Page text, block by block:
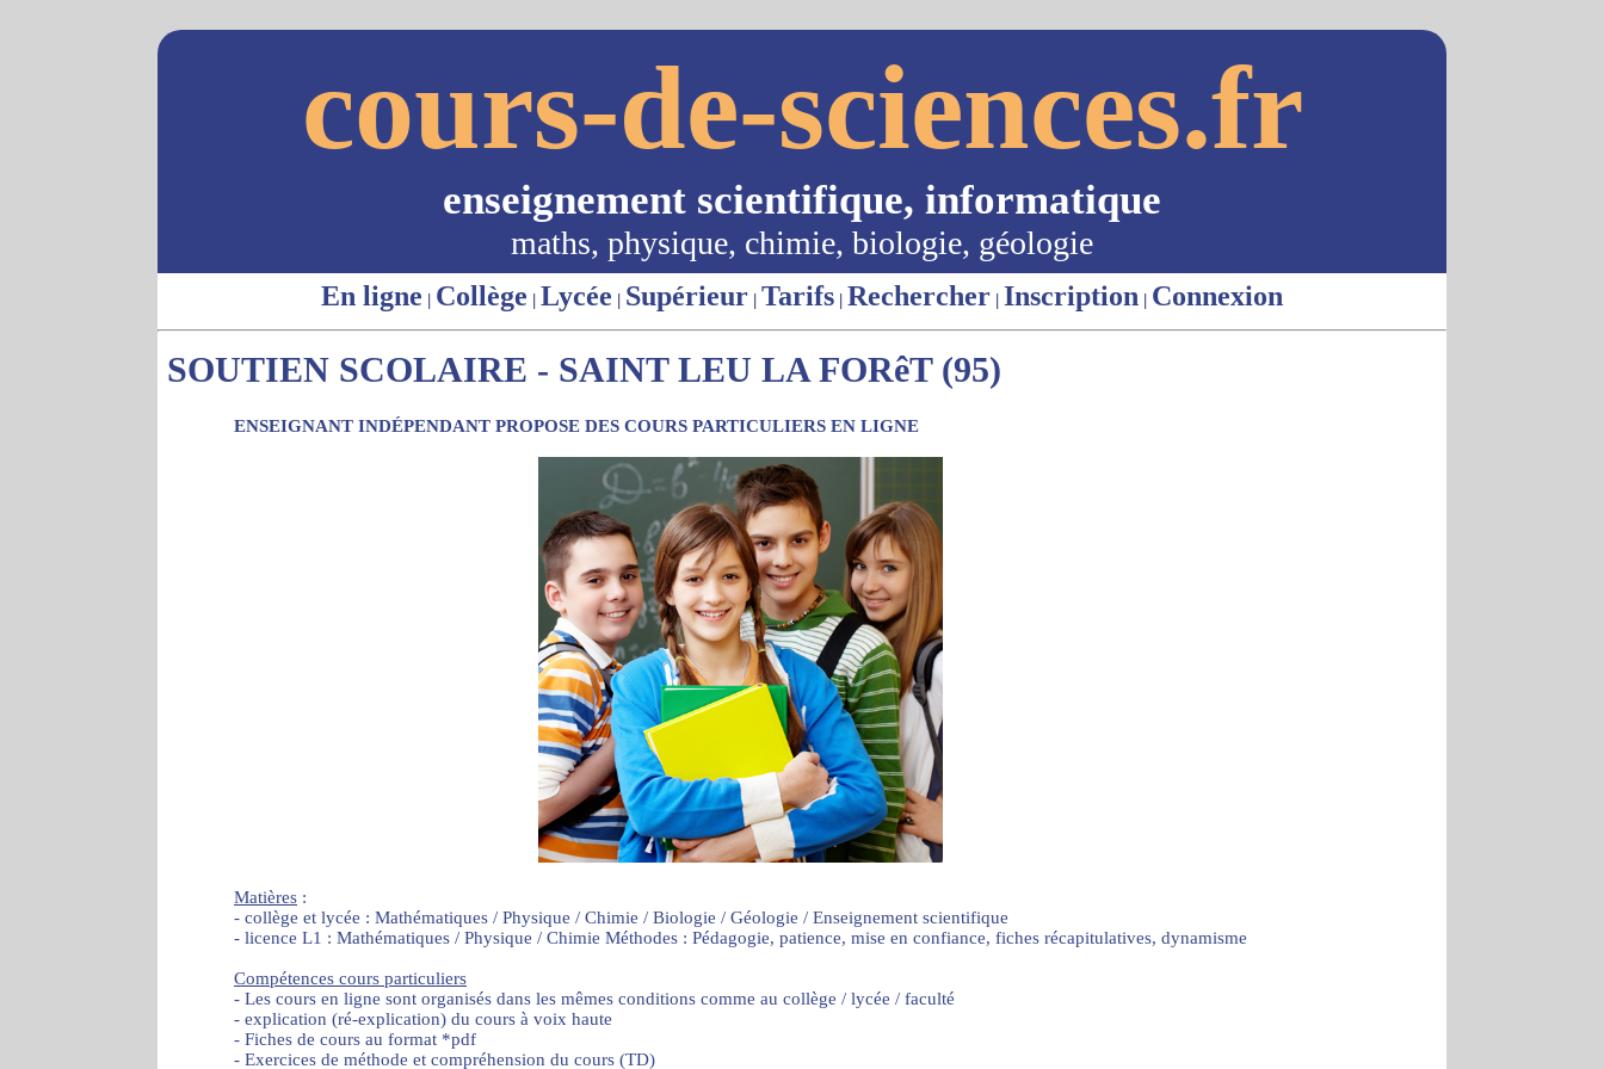
cours-de-sciences.fr
enseignement scientifique, informatique
maths, physique, chimie, biologie, géologie
En ligne | Collège | Lycée | Supérieur | Tarifs | Rechercher | Inscription | Connexion
SOUTIEN SCOLAIRE - SAINT LEU LA FORêT (95)
ENSEIGNANT INDÉPENDANT PROPOSE DES COURS PARTICULIERS EN LIGNE
Matières :
- collège et lycée : Mathématiques / Physique / Chimie / Biologie / Géologie / Enseignement scientifique
- licence L1 : Mathématiques / Physique / Chimie Méthodes : Pédagogie, patience, mise en confiance, fiches récapitulatives, dynamisme
Compétences cours particuliers
- Les cours en ligne sont organisés dans les mêmes conditions comme au collège / lycée / faculté
- explication (ré-explication) du cours à voix haute
- Fiches de cours au format *pdf
- Exercices de méthode et compréhension du cours (TD)